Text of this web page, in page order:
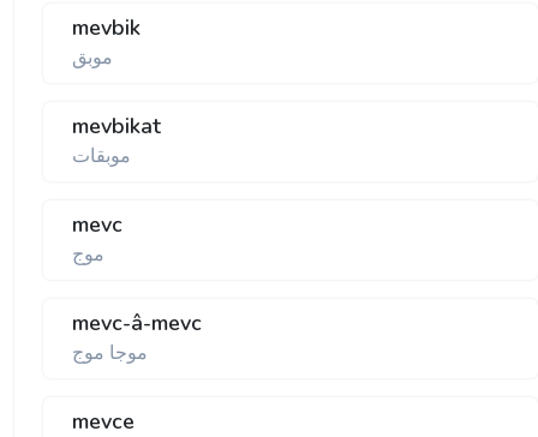
mevbik
موبق
mevbikat
موبقات
mevc
موج
mevc-â-mevc
موجا موج
mevce